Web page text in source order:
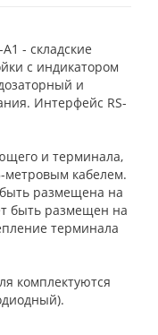
- складские
с индикатором
и
Интерфейс RS-
и терминала,
метровым кабелем.
размещена на
быть размещен на
терминала
комплектуются